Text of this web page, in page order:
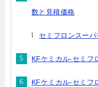
数と見積価格
セミフロンスー
KFケミカル-セミフ
KFケミカル-セミフ